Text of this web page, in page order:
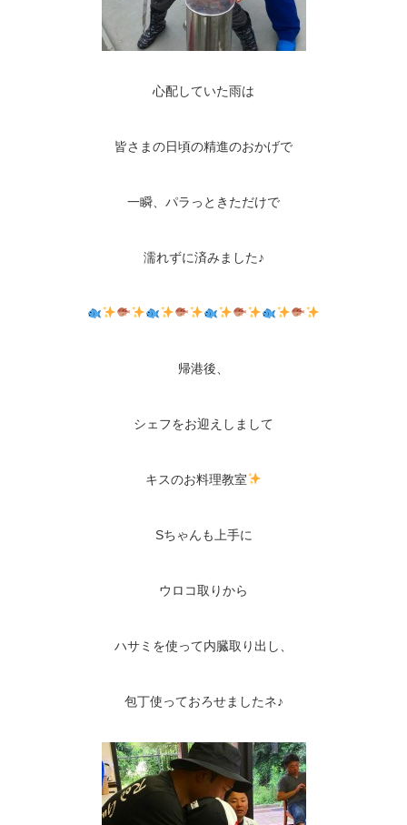
心配していた雨は
皆さまの日頃の精進のおかげで
一瞬、パラっときただけで
濡れずに済みました♪
帰港後、
シェフをお迎えしまして
キスのお料理教室
Sちゃんも上手に
ウロコ取りから
ハサミを使って内臓取り出し、
包丁使っておろせましたネ♪